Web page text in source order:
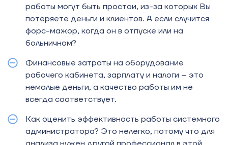
работы могут быть простои, из-за которых Вы
потеряете деньги и клиентов. А если случится
форс-мажор, когда он в отпуске или на
больничном?
Финансовые затраты на оборудование
рабочего кабинета, зарплату и налоги – это
немалые деньги, а качество работы им не
всегда соответствует.
Как оценить эффективность работы системного
администратора? Это нелегко, потому что для